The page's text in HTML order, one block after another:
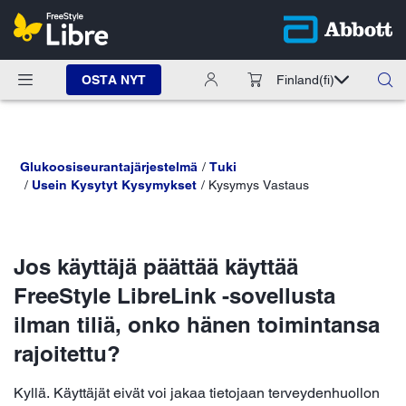
OSTA NYT Finland(fi)
Glukoosiseurantajärjestelmä
Tuki
Usein Kysytyt Kysymykset
Kysymys Vastaus
Jos käyttäjä päättää käyttää
FreeStyle LibreLink -sovellusta
ilman tiliä, onko hänen toimintansa
rajoitettu?
Kyllä. Käyttäjät eivät voi jakaa tietojaan terveydenhuollon